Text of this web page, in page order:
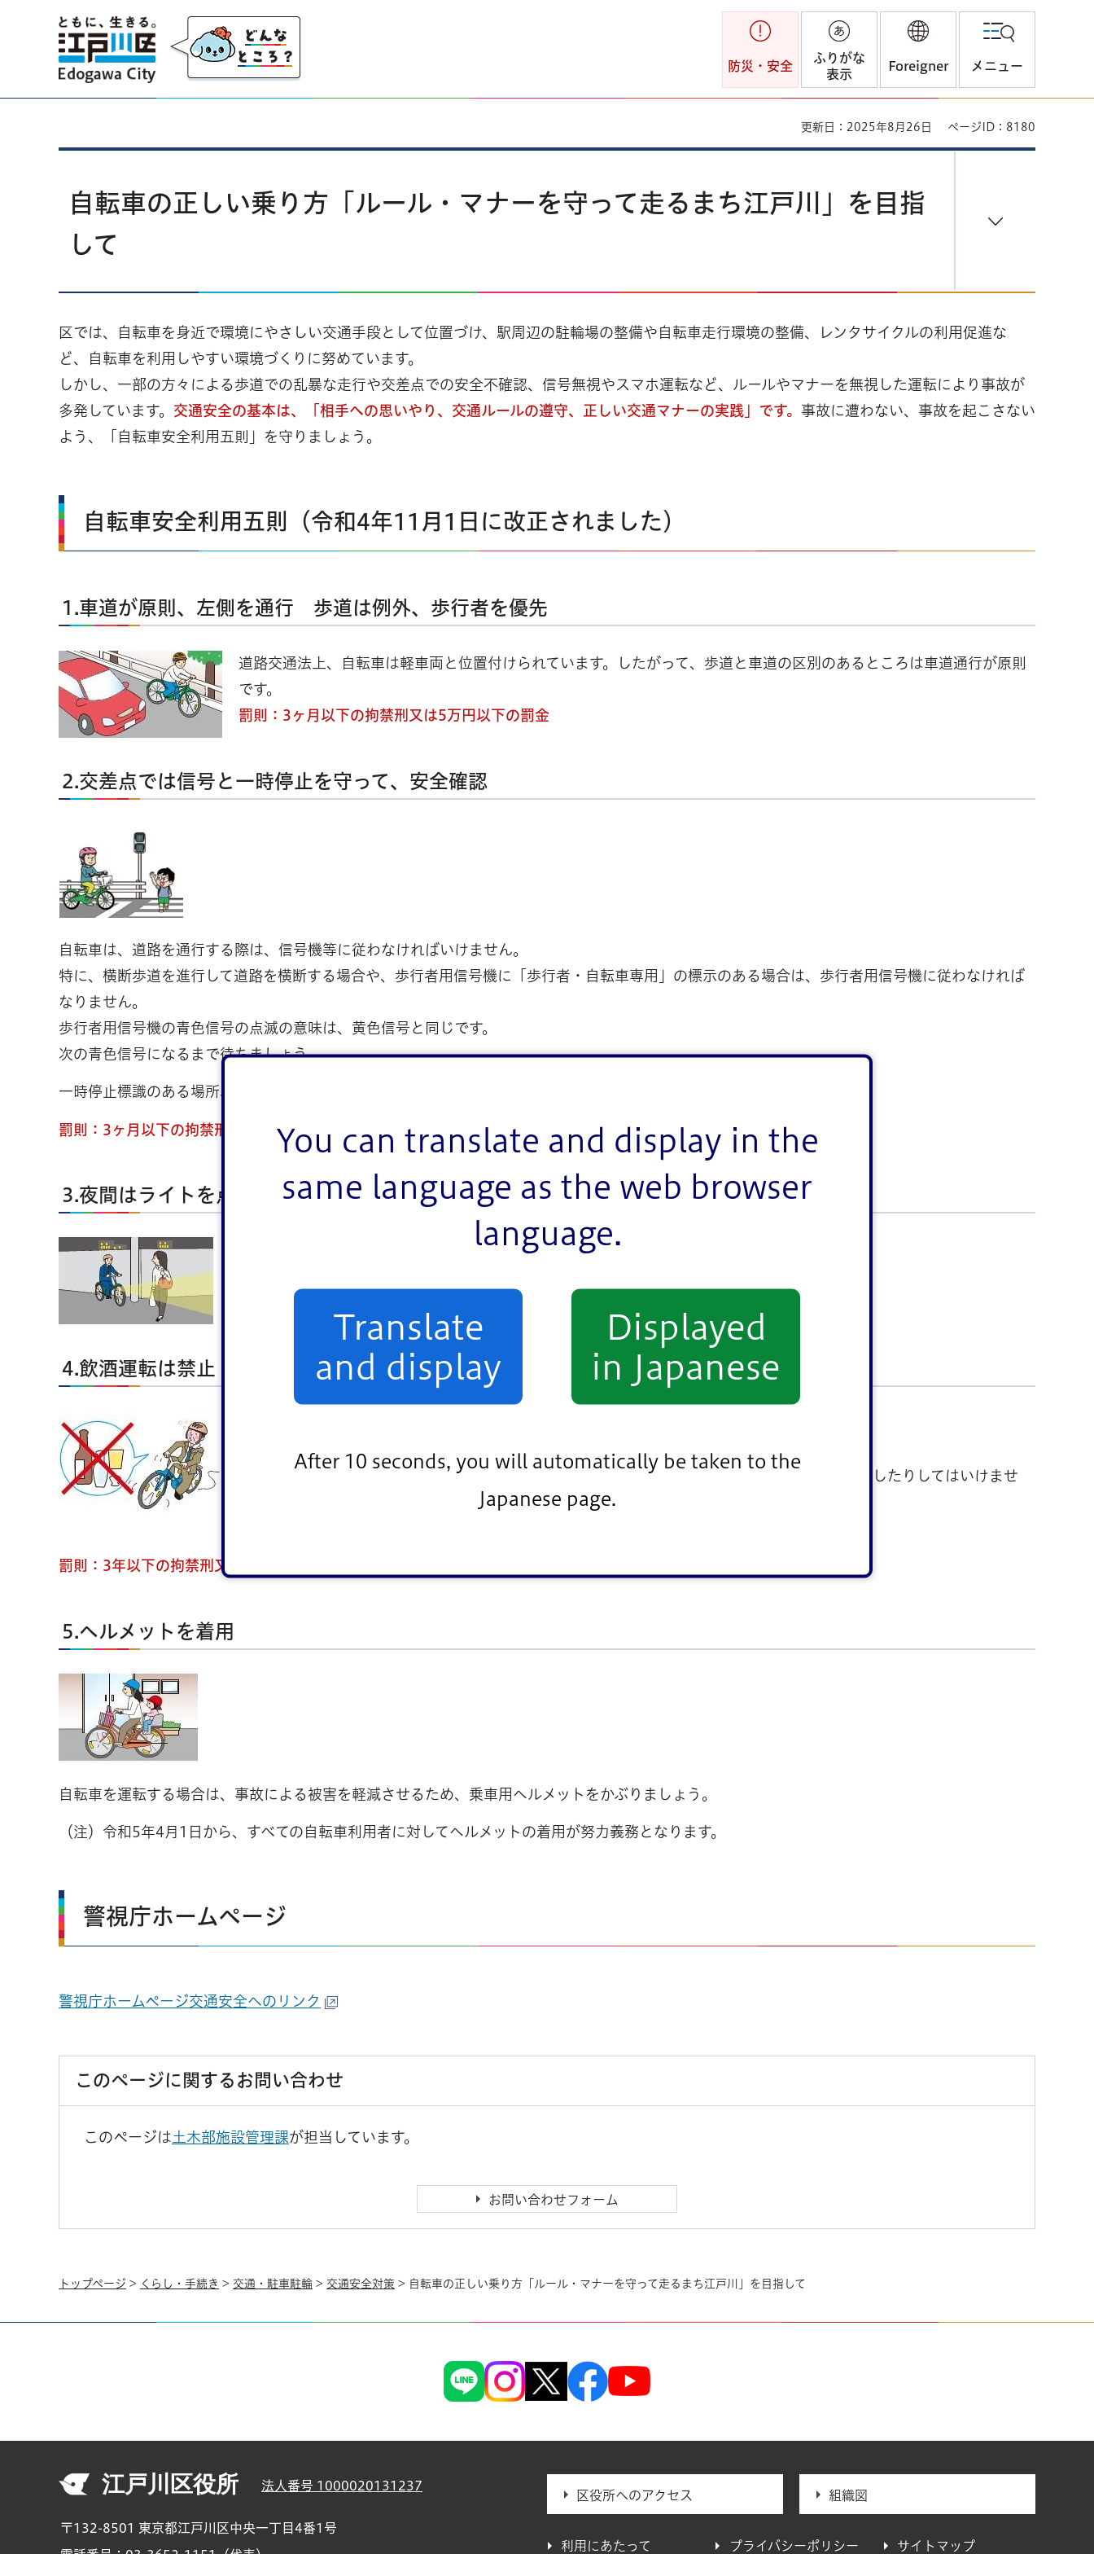
You can translate and display in the
same language as the web browser
language.
Translate
and display
Displayed
in Japanese
After 10 seconds, you will automatically be taken to the
Japanese page.
江戸川区
防災・安全
ふりがな
表示
Foreigner メニュー
更新日：2025年8月26日 ページID：8180
自転車の正しい乗り方「ルール・マナーを守って走るまち江戸川」を目指
して
区では、自転車を身近で環境にやさしい交通手段として位置づけ、駅周辺の駐輪場の整備や自転車走行環境の整備、レンタサイクルの利用促進な
ど、自転車を利用しやすい環境づくりに努めています。
しかし、一部の方々による歩道での乱暴な走行や交差点での安全不確認、信号無視やスマホ運転など、ルールやマナーを無視した運転により事故が
多発しています。 交通安全の基本は、「相手への思いやり、交通ルールの遵守、正しい交通マナーの実践」です。 事故に遭わない、事故を起こさない
よう、「自転車安全利用五則」を守りましょう。
自転車安全利用五則（令和4年11月1日に改正されました）
1.車道が原則、左側を通行 歩道は例外、歩行者を優先
道路交通法上、自転車は軽車両と位置付けられています。したがって、歩道と車道の区別のあるところは車道通行が原則
です。
罰則：3ヶ月以下の拘禁刑又は5万円以下の罰金
2.交差点では信号と一時停止を守って、安全確認
自転車は、道路を通行する際は、信号機等に従わなければいけません。
特に、横断歩道を進行して道路を横断する場合や、歩行者用信号機に「歩行者・自転車専用」の標示のある場合は、歩行者用信号機に従わなければ
なりません。
歩行者用信号機の青色信号の点滅の意味は、黄色信号と同じです。
次の青色信号になるまで待ちましょう。
一時停止標識のある場所、踏切などでは、必ず止まって左右の安全を確認しましょう。
罰則：3ヶ月以下の拘禁刑又は5万円以下の罰金
3.夜間はライトを点灯
無灯火は、他から自転車が見えにくくなるので非常に危険です。
4.飲酒運転は禁止
また、酒気を帯びている者に自転車を提供したり、飲酒運転を行うおそれがある者に酒類を提供したりしてはいけませ
罰則：3年以下の拘禁刑又は50万円以下の罰金（酒気帯び運転した場合）
5.ヘルメットを着用
自転車を運転する場合は、事故による被害を軽減させるため、乗車用ヘルメットをかぶりましょう。
（注）令和5年4月1日から、すべての自転車利用者に対してヘルメットの着用が努力義務となります。
警視庁ホームページ
警視庁ホームページ交通安全へのリンク
このページに関するお問い合わせ
このページは 土木部施設管理課が担当しています。
トップページ > くらし・手続き > 交通・駐車駐輪 > 交通安全対策 > 自転車の正しい乗り方「ルール・マナーを守って走るまち江戸川」を目指して
江戸川区役所 法人番号 1000020131237
〒132-8501 東京都江戸川区中央一丁目4番1号
区役所へのアクセス 組織図
利用にあたって プライバシーポリシー サイトマップ